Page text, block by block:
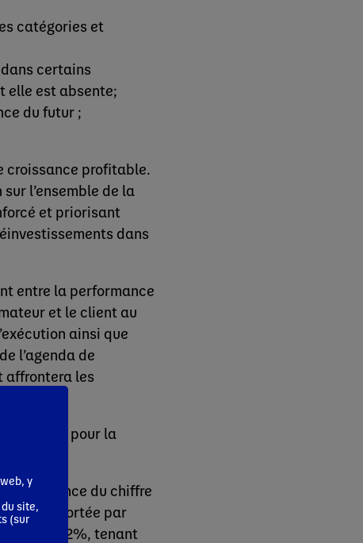
catégories et
certains
elle est absente;
du futur ;
croissance profitable.
l’ensemble de la
et priorisant
dans
entre la performance
et le client au
ainsi que
l’agenda de
affrontera les
objectifs pour la
croissance du chiffre
et +5% portée par
à 12%, tenant
y
site,
(sur